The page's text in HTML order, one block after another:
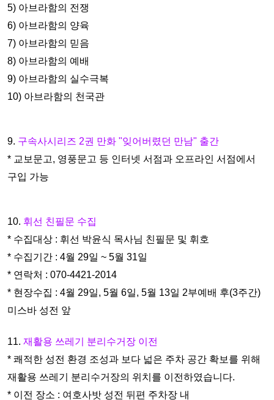
5) 아브라함의 전쟁
6) 아브라함의 양육
7) 아브라함의 믿음
8) 아브라함의 예배
9) 아브라함의 실수극복
10) 아브라함의 천국관
9. 구속사시리즈 2권 만화 "잊어버렸던 만남" 출간
* 교보문고, 영풍문고 등 인터넷 서점과 오프라인 서점에서
구입 가능
10. 휘선 친필문 수집
* 수집대상 : 휘선 박윤식 목사님 친필문 및 휘호
* 수집기간 : 4월 29일 ~ 5월 31일
* 연락처 : 070-4421-2014
* 현장수집 : 4월 29일, 5월 6일, 5월 13일 2부예배 후(3주간)
미스바 성전 앞
11. 재활용 쓰레기 분리수거장 이전
* 쾌적한 성전 환경 조성과 보다 넓은 주차 공간 확보를 위해
재활용 쓰레기 분리수거장의 위치를 이전하였습니다.
* 이전 장소 : 여호사밧 성전 뒤편 주차장 내